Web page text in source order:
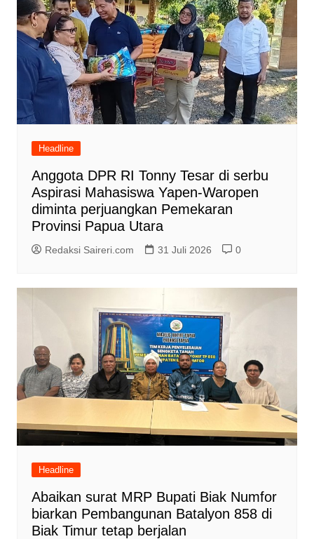
Headline
Anggota DPR RI Tonny Tesar di serbu
Aspirasi Mahasiswa Yapen-Waropen
diminta perjuangkan Pemekaran
Provinsi Papua Utara
Redaksi Saireri.com 31 Juli 2026 0
Headline
Abaikan surat MRP Bupati Biak Numfor
biarkan Pembangunan Batalyon 858 di
Biak Timur tetap berjalan